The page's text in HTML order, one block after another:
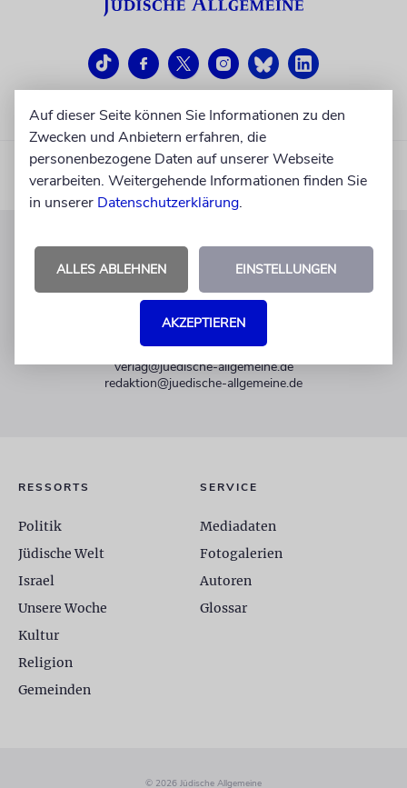
KUNDENSERVICE
+49 30 275833 0
Mo-Do 9-17 Uhr
verlag@juedische-allgemeine.de
redaktion@juedische-allgemeine.de
RESSORTS
Politik
Jüdische Welt
Israel
Unsere Woche
Kultur
Religion
Gemeinden
SERVICE
Mediadaten
Fotogalerien
Autoren
Glossar
© 2026 Jüdische Allgemeine
Auf dieser Seite können Sie Informationen zu den
Zwecken und Anbietern erfahren, die
personenbezogene Daten auf unserer Webseite
verarbeiten. Weitergehende Informationen finden Sie
in unserer Datenschutzerklärung.
ALLES ABLEHNEN EINSTELLUNGEN
AKZEPTIEREN